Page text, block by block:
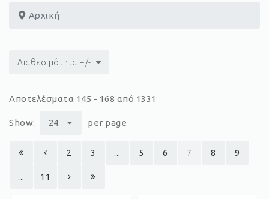
Αρχική
Διαθεσιμότητα +/-
Αποτελέσματα 145 - 168 από 1331
Show: 24 per page
2 3 ... 5 6 7 8 9
... 11